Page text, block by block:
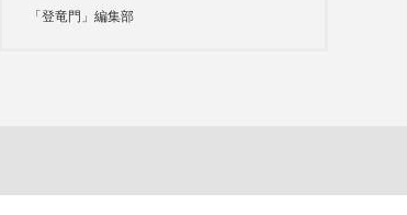
「登竜門」編集部